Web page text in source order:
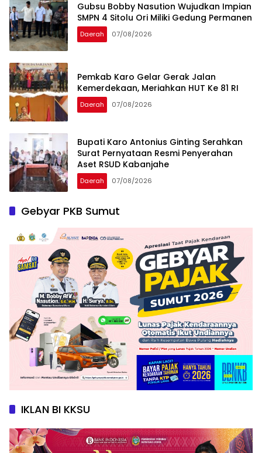
Gubsu Bobby Nasution Wujudkan Impian
SMPN 4 Sitolu Ori Miliki Gedung Permanen
Daerah 07/08/2026
Pemkab Karo Gelar Gerak Jalan
Kemerdekaan, Meriahkan HUT Ke 81 RI
Daerah 07/08/2026
Bupati Karo Antonius Ginting Serahkan
Surat Pernyataan Resmi Penyerahan
Aset RSUD Kabanjahe
Daerah 07/08/2026
Gebyar PKB Sumut
IKLAN BI KKSU